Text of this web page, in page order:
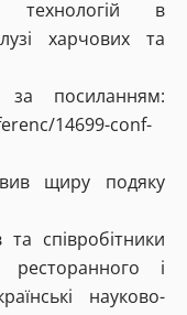
технологій в
харчових та
за посиланням:
14699-conf-
щиру подяку
співробітники
ресторанного і
науково-